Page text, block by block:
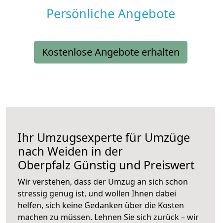
Persönliche Angebote
Kostenlose Angebote erhalten
Ihr Umzugsexperte für Umzüge
nach Weiden in der
Oberpfalz Günstig und Preiswert
Wir verstehen, dass der Umzug an sich schon
stressig genug ist, und wollen Ihnen dabei
helfen, sich keine Gedanken über die Kosten
machen zu müssen. Lehnen Sie sich zurück – wir